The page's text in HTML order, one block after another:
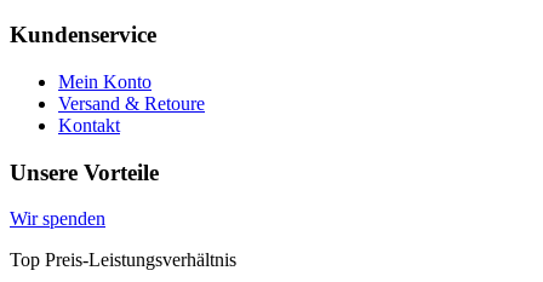
Kundenservice
Mein Konto
Versand & Retoure
Kontakt
Unsere Vorteile
Wir spenden
Top Preis-Leistungsverhältnis